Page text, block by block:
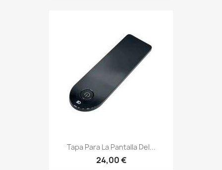
Tapa Para La Pantalla Del...
24,00 €